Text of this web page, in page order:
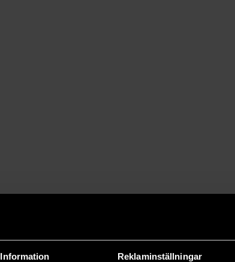
Information Reklaminställningar